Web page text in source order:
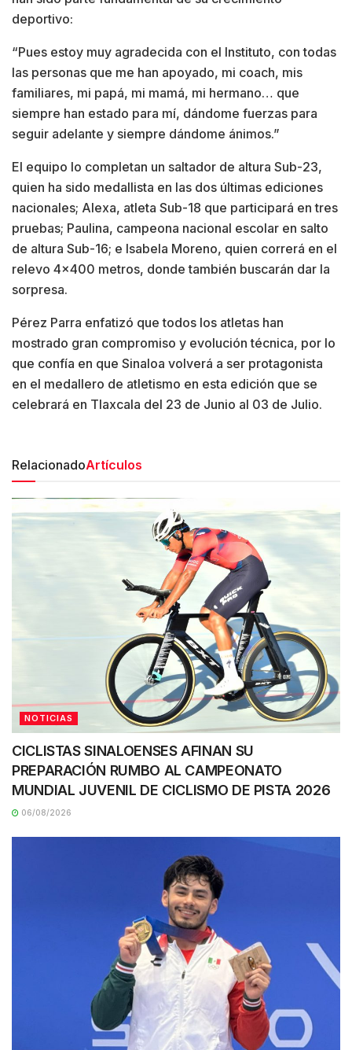
deportivo:
“Pues estoy muy agradecida con el Instituto, con todas
las personas que me han apoyado, mi coach, mis
familiares, mi papá, mi mamá, mi hermano… que
siempre han estado para mí, dándome fuerzas para
seguir adelante y siempre dándome ánimos.”
El equipo lo completan un saltador de altura Sub-23,
quien ha sido medallista en las dos últimas ediciones
nacionales; Alexa, atleta Sub-18 que participará en tres
pruebas; Paulina, campeona nacional escolar en salto
de altura Sub-16; e Isabela Moreno, quien correrá en el
relevo 4×400 metros, donde también buscarán dar la
sorpresa.
Pérez Parra enfatizó que todos los atletas han
mostrado gran compromiso y evolución técnica, por lo
que confía en que Sinaloa volverá a ser protagonista
en el medallero de atletismo en esta edición que se
celebrará en Tlaxcala del 23 de Junio al 03 de Julio.
RelacionadoArtículos
NOTICIAS
CICLISTAS SINALOENSES AFINAN SU
PREPARACIÓN RUMBO AL CAMPEONATO
MUNDIAL JUVENIL DE CICLISMO DE PISTA 2026
06/08/2026